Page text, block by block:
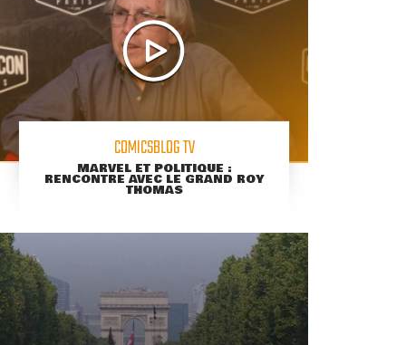
COMICSBLOG TV
MARVEL ET POLITIQUE :
RENCONTRE AVEC LE GRAND ROY
THOMAS